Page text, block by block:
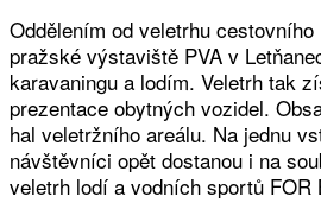
Oddělením od veletrhu
pražské výstaviště PVA v
karavaningu a lodím. Veletrh tak
prezentace obytných vozidel.
hal veletržního areálu. Na jednu
návštěvníci opět dostanou i na
veletrh lodí a vodních sportů FOR